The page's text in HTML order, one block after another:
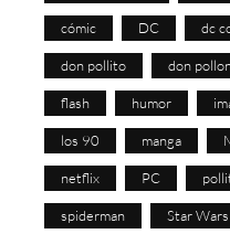
cómic DC dc
don pollito don
flash humor
los 90 manga
netflix PC
spiderman Star Wars